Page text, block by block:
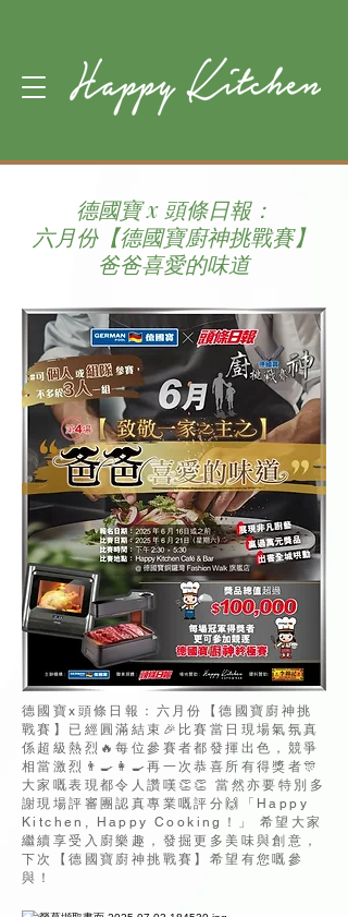
德國寶 x 頭條日報：
六月份【德國寶廚神挑戰賽】
爸爸喜愛的味道
德國寶x頭條日報：六月份【德國寶廚神挑
戰賽】已經圓滿結束🎉比賽當日現場氣氛真
係超級熱烈🔥每位參賽者都發揮出色，競爭
相當激烈👨🍳👩🍳再一次恭喜所有得獎者🎊
大家嘅表現都令人讚嘆👏👏 當然亦要特別多
謝現場評審團認真專業嘅評分🙌「Happy
Kitchen, Happy Cooking！」 希望大家
繼續享受入廚樂趣，發掘更多美味與創意，
下次【德國寶廚神挑戰賽】希望有您嘅參
與！